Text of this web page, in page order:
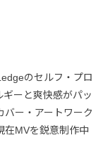
のセルフ・プロ
ーと爽快感がパッ
バー・アートワーク
在MVを鋭意制作中